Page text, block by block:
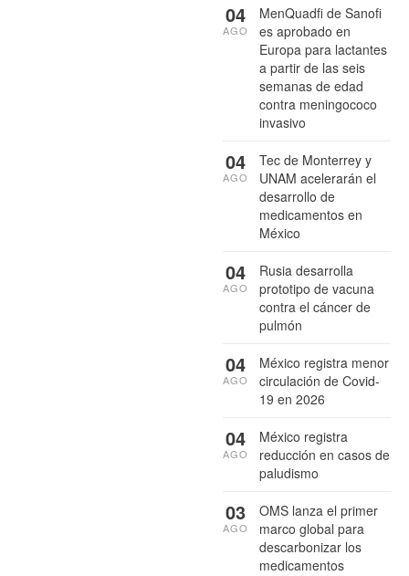
MenQuadfi de Sanofi
es aprobado en
Europa para lactantes
a partir de las seis
semanas de edad
contra meningococo
invasivo
04
AGO
Tec de Monterrey y
UNAM acelerarán el
desarrollo de
medicamentos en
México
04
AGO
Rusia desarrolla
prototipo de vacuna
contra el cáncer de
pulmón
04
AGO
México registra menor
circulación de Covid-
19 en 2026
04
AGO
México registra
reducción en casos de
paludismo
04
AGO
OMS lanza el primer
marco global para
descarbonizar los
medicamentos
03
AGO